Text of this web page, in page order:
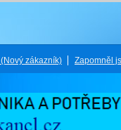
(Nový zákazník) Zapomněl